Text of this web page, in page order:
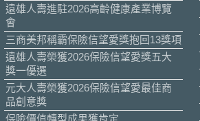
遠雄人壽進駐2026高齡健康產業博覽
會
三商美邦稱霸保險信望愛獎抱回13獎項
遠雄人壽榮獲2026保險信望愛獎五大
獎一優選
元大人壽榮獲2026保險信望愛最佳商
品創意獎
保險價值轉型成果獲肯定